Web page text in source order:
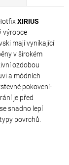
XIRIUS
výrobce
mají vynikající
v širokém
ozdobou
a módních
pokovení-
je před
snadno lepí
povrchů.